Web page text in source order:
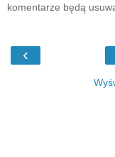
komentarze będą
‹